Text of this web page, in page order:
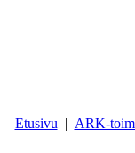
Etusivu ARK-